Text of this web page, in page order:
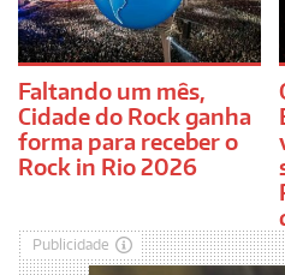
Faltando um mês,
Cidade do Rock ganha
forma para receber o
Rock in Rio 2026
Publicidade